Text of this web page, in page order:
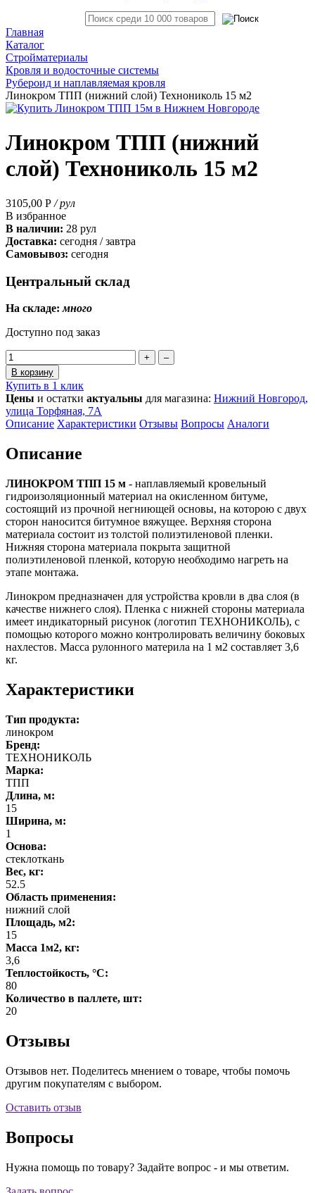
Главная
Каталог
Стройматериалы
Кровля и водосточные системы
Рубероид и наплавляемая кровля
Линокром ТПП (нижний слой) Технониколь 15 м2
Линокром ТПП (нижний
слой) Технониколь 15 м2
3105,00 Р / рул
В избранное
В наличии: 28 рул
Доставка: сегодня / завтра
Самовывоз: сегодня
Центральный склад
На складе:много
Доступно под заказ
+
–
В корзину
Купить в 1 клик
Цены и остатки актуальны для магазина: Нижний Новгород,
улица Торфяная, 7А
Описание Характеристики Отзывы Вопросы Аналоги
Описание
ЛИНОКРОМ ТПП 15 м - наплавляемый кровельный
гидроизоляционный материал на окисленном битуме,
состоящий из прочной негниющей основы, на которою с двух
сторон наносится битумное вяжущее. Верхняя сторона
материала состоит из толстой полиэтиленовой пленки.
Нижняя сторона материала покрыта защитной
полиэтиленовой пленкой, которую необходимо нагреть на
этапе монтажа.
Линокром предназначен для устройства кровли в два слоя (в
качестве нижнего слоя). Пленка с нижней стороны материала
имеет индикаторный рисунок (логотип ТЕХНОНИКОЛЬ), с
помощью которого можно контролировать величину боковых
нахлестов. Масса рулонного материла на 1 м2 составляет 3,6
кг.
Характеристики
Тип продукта:
линокром
Бренд:
ТЕХНОНИКОЛЬ
Марка:
ТПП
Длина, м:
15
Ширина, м:
1
Основа:
стеклоткань
Вес, кг:
52.5
Область применения:
нижний слой
Площадь, м2:
15
Масса 1м2, кг:
3,6
Теплостойкость, °C:
80
Количество в паллете, шт:
20
Отзывы
Отзывов нет. Поделитесь мнением о товаре, чтобы помочь
другим покупателям с выбором.
Оставить отзыв
Вопросы
Нужна помощь по товару? Задайте вопрос - и мы ответим.